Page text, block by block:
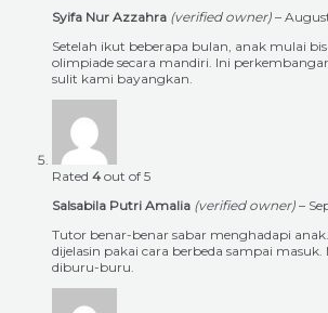
Syifa Nur Azzahra (verified owner) –
Setelah ikut beberapa bulan, anak mulai
olimpiade secara mandiri. Ini
sulit kami bayangkan.
Rated 4 out of 5
Salsabila Putri Amalia (verified owner) –
Tutor benar-benar sabar menghadapi
dijelasin pakai cara berbeda sampai masuk.
diburu-buru.